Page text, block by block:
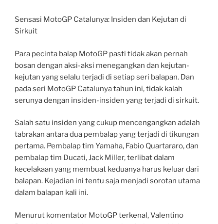
Sensasi MotoGP Catalunya: Insiden dan Kejutan di
Sirkuit
Para pecinta balap MotoGP pasti tidak akan pernah
bosan dengan aksi-aksi menegangkan dan kejutan-
kejutan yang selalu terjadi di setiap seri balapan. Dan
pada seri MotoGP Catalunya tahun ini, tidak kalah
serunya dengan insiden-insiden yang terjadi di sirkuit.
Salah satu insiden yang cukup mencengangkan adalah
tabrakan antara dua pembalap yang terjadi di tikungan
pertama. Pembalap tim Yamaha, Fabio Quartararo, dan
pembalap tim Ducati, Jack Miller, terlibat dalam
kecelakaan yang membuat keduanya harus keluar dari
balapan. Kejadian ini tentu saja menjadi sorotan utama
dalam balapan kali ini.
Menurut komentator MotoGP terkenal, Valentino